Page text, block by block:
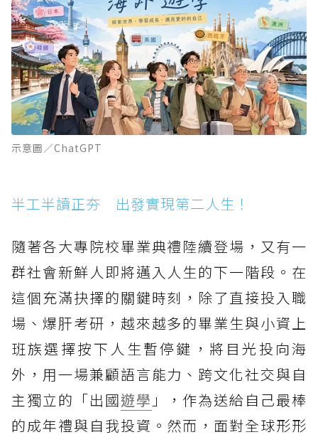
示意圖／ChatGPT
半工半讀正夯 出發實現第二人生！
隨著各大專院校畢業典禮陸續登場，又有一
群社會新鮮人即將邁入人生的下一階段。在
這個充滿抉擇的關鍵時刻，除了直接投入職
場、爆肝考研，越來越多的畢業生與小資上
班族選擇按下人生暫停鍵，將目光投向海
外，用一場兼顧語言能力、跨文化社交與自
主獨立的「出國遊學 」，作為送給自己最棒
的成年禮與自我投資。然而，面對全球形形